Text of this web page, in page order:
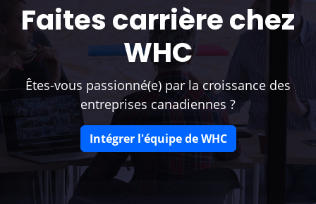
Faites carrière chez
WHC
Êtes-vous passionné(e) par la croissance des
entreprises canadiennes ?
Intégrer l'équipe de WHC